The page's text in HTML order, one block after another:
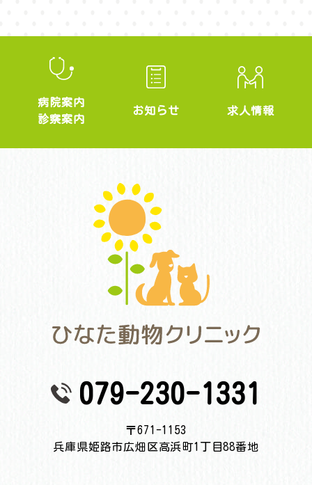
病院案内
診察案内
お知らせ 求人情報
079-230-1331
〒671-1153
兵庫県姫路市広畑区高浜町1丁目88番地